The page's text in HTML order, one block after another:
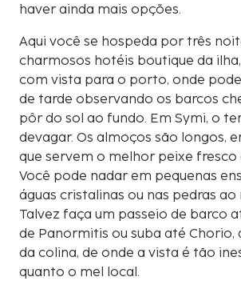
haver ainda mais opções.
Aqui você se hospeda por três
charmosos hotéis boutique da
com vista para o porto, onde
de tarde observando os barcos
pôr do sol ao fundo. Em Symi, o
devagar. Os almoços são longos,
que servem o melhor peixe fresco
Você pode nadar em pequenas
águas cristalinas ou nas pedras ao
Talvez faça um passeio de barco
de Panormitis ou suba até Chorio,
da colina, de onde a vista é tão
quanto o mel local.